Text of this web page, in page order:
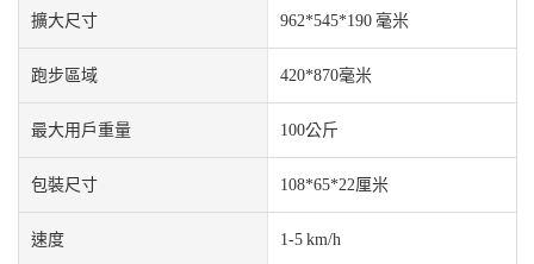
擴大尺寸 962*545*190 毫米
跑步區域 420*870毫米
最大用戶重量 100公斤
包裝尺寸 108*65*22厘米
速度 1-5 km/h